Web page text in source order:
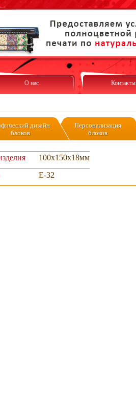
О нас Контакты
дизайн
блоков
Персонализация
блоков
100x150x18мм
E-32